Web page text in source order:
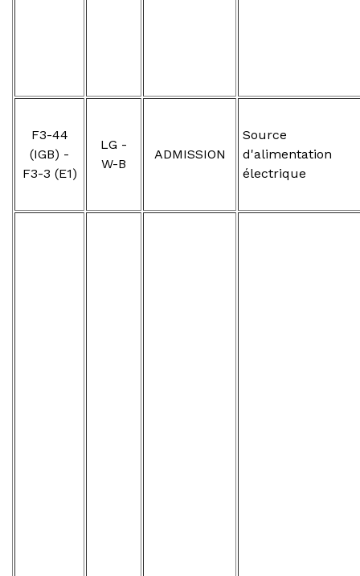
F3-44
(IGB) -
F3-3 (E1)
LG -
W-B
ADMISSION
Source
d'alimentation
électrique